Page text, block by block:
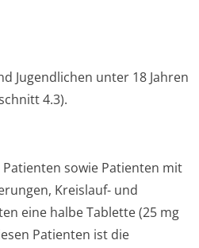
Jugendlichen unter 18 Jahren
4.3).
sowie Patienten mit
Kreislauf- und
eine halbe Tablette (25 mg
Patienten ist die